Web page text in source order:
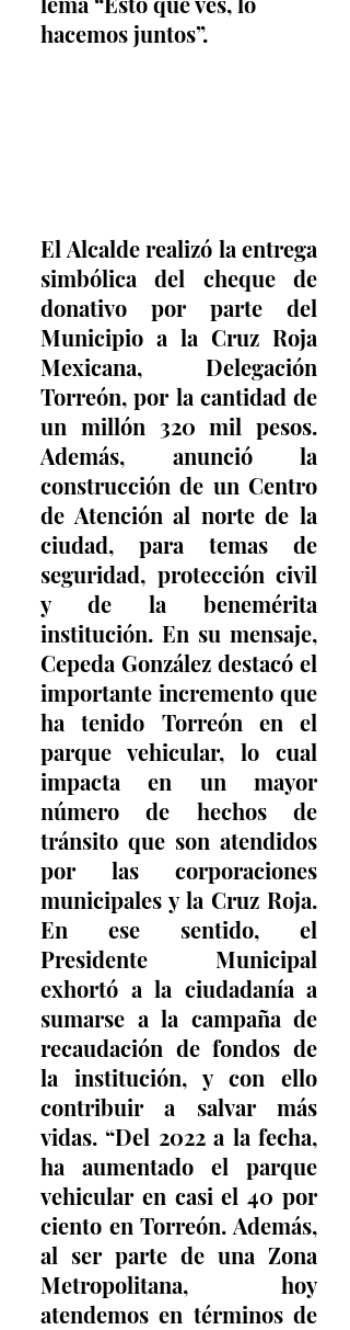
hacemos juntos”.
El Alcalde realizó la entrega
simbólica del cheque de
donativo por parte del
Municipio a la Cruz Roja
Mexicana, Delegación
Torreón, por la cantidad de
un millón 320 mil pesos.
Además, anunció la
construcción de un Centro
de Atención al norte de la
ciudad, para temas de
seguridad, protección civil
y de la benemérita
institución. En su mensaje,
Cepeda González destacó el
importante incremento que
ha tenido Torreón en el
parque vehicular, lo cual
impacta en un mayor
número de hechos de
tránsito que son atendidos
por las corporaciones
municipales y la Cruz Roja.
En ese sentido, el
Presidente Municipal
exhortó a la ciudadanía a
sumarse a la campaña de
recaudación de fondos de
la institución, y con ello
contribuir a salvar más
vidas. “Del 2022 a la fecha,
ha aumentado el parque
vehicular en casi el 40 por
ciento en Torreón. Además,
al ser parte de una Zona
Metropolitana, hoy
atendemos en términos de